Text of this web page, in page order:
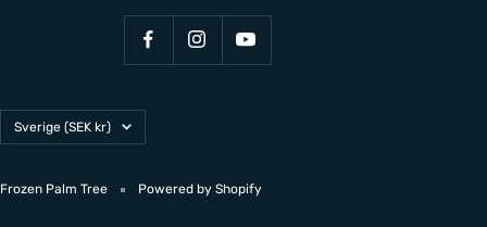
Land/Region
Sverige (SEK kr)
Frozen Palm Tree Powered by Shopify